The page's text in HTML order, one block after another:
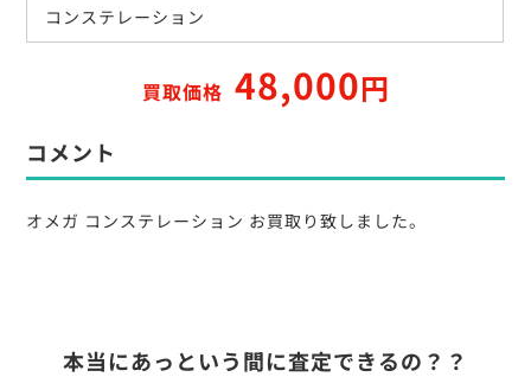
コンステレーション
買取価格 48,000円
コメント
オメガ コンステレーション お買取り致しました。
本当にあっという間に査定できるの？？